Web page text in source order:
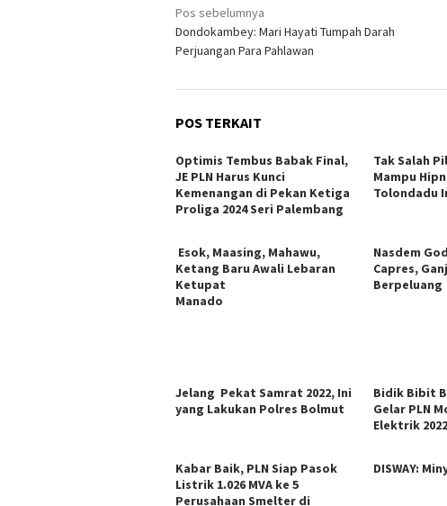
Navigasi
pos
Pos sebelumnya
Dondokambey: Mari Hayati Tumpah Darah
Perjuangan Para Pahlawan
POS TERKAIT
Optimis Tembus Babak Final,
JE PLN Harus Kunci
Kemenangan di Pekan Ketiga
Proliga 2024 Seri Palembang
Tak Salah
Mampu
Tolondadu
Esok, Maasing, Mahawu,
Ketang Baru Awali Lebaran
Ketupat
Manado
Nasdem
Capres,
Berpeluang
Jelang Pekat Samrat 2022, Ini
yang Lakukan Polres Bolmut
Bidik Bibit
Gelar PLN
Elektrik 2022
Kabar Baik, PLN Siap Pasok
Listrik 1.026 MVA ke 5
Perusahaan Smelter di
DISWAY: